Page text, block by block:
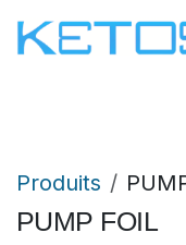
Produits
PUMP FOIL